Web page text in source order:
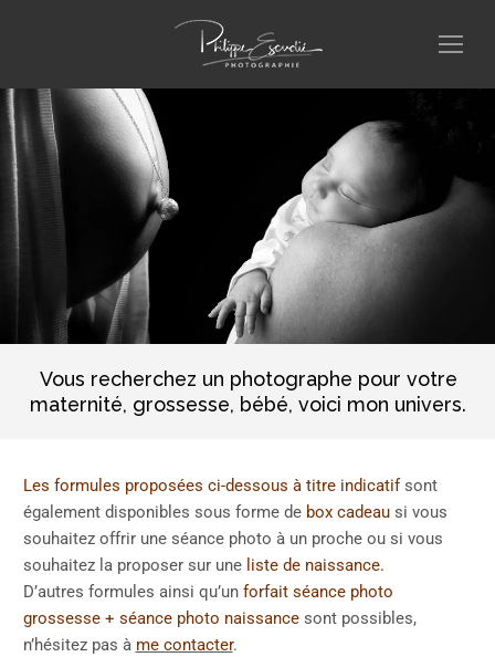
Vous recherchez un photographe pour votre
maternité, grossesse, bébé, voici mon univers.
Les formules proposées ci-dessous à titre indicatifsont
également disponibles sous forme de box cadeausi vous
souhaitez offrir une séance photo à un proche ou si vous
souhaitez la proposer sur une liste de naissance.
D’autres formules ainsi qu’un forfait séance photo
grossesse + séance photo naissance sont possibles,
n’hésitez pas à me contacter.